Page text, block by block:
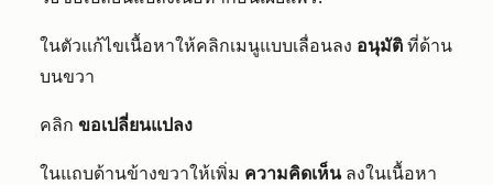
ในตัวแก้ไขเนื้อหาให้คลิกเมนูแบบเลื่อนลง อนุมัติ ที่ด้าน
บนขวา
คลิก ขอเปลี่ยนแปลง
ในแถบด้านข้างขวาให้เพิ่ม ความคิดเห็นลงในเนื้อหา